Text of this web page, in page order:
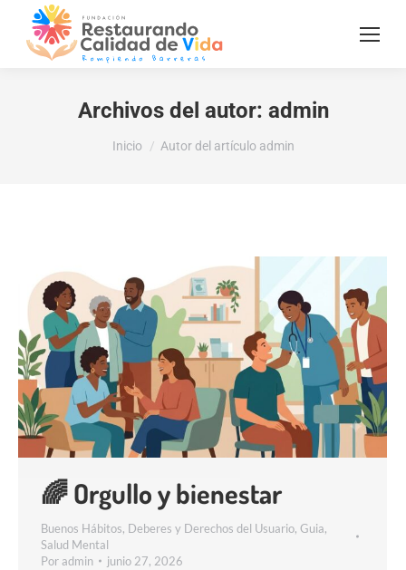
Archivos del autor: admin
Inicio Autor del artículo admin
🌈 Orgullo y bienestar
Buenos Hábitos, Deberes y Derechos del Usuario, Guia,
Salud Mental
Poradmin junio 27, 2026